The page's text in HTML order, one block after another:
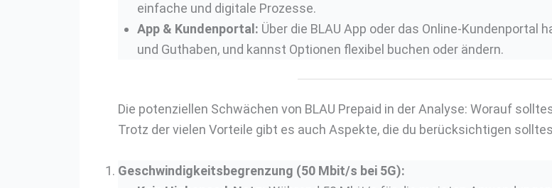
einfache und digitale Prozesse.
App & Kundenportal: Über die BLAU App oder das Online-Kundenportal
und Guthaben, und kannst Optionen flexibel buchen oder ändern.
Die potenziellen Schwächen von BLAU Prepaid in der Analyse: Worauf
Trotz der vielen Vorteile gibt es auch Aspekte, die du berücksichtigen
Geschwindigkeitsbegrenzung (50 Mbit/s bei 5G):